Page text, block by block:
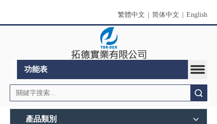
繁體中文 简体中文 English
功能表
產品類別